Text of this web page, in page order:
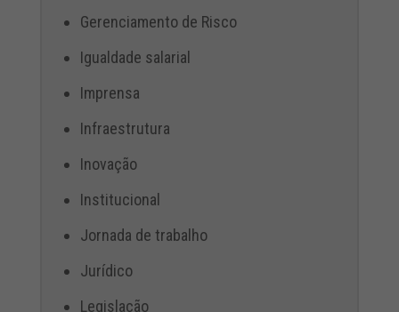
Gerenciamento de Risco
Igualdade salarial
Imprensa
Infraestrutura
Inovação
Institucional
Jornada de trabalho
Jurídico
Legislação